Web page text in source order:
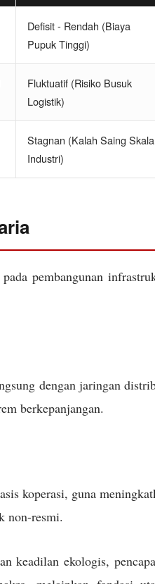
Defisit - Rendah (Biaya
Pupuk Tinggi)
Fluktuatif (Risiko Busuk
Logistik)
Stagnan (Kalah Saing Skala
Industri)
pembangunan
dengan jaringan
berkepanjangan.
koperasi, guna
non-resmi.
keadilan ekologis,